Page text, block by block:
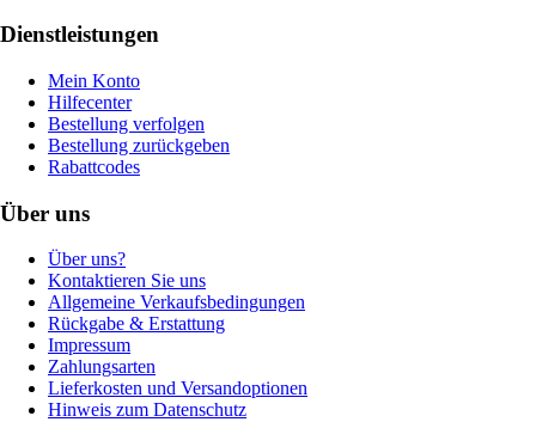
Dienstleistungen
Mein Konto
Hilfecenter
Bestellung verfolgen
Bestellung zurückgeben
Rabattcodes
Über uns
Über uns?
Kontaktieren Sie uns
Allgemeine Verkaufsbedingungen
Rückgabe & Erstattung
Impressum
Zahlungsarten
Lieferkosten und Versandoptionen
Hinweis zum Datenschutz